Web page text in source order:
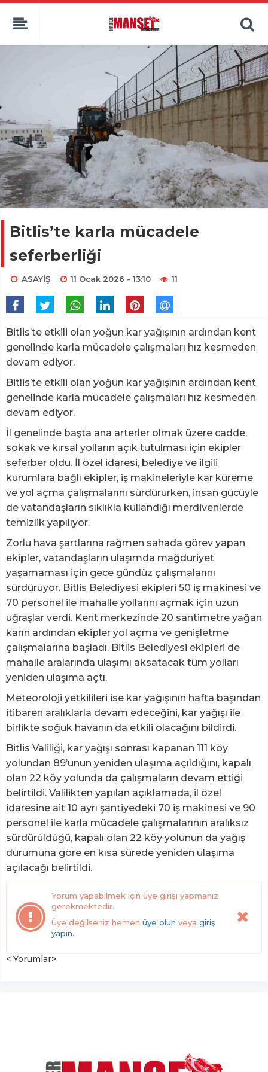
Bitlis’te karla mücadele
seferberliği
ASAYİŞ 11 Ocak 2026 - 13:10 11
Bitlis’te etkili olan yoğun kar yağışının ardından kent
genelinde karla mücadele çalışmaları hız kesmeden
devam ediyor.
Bitlis’te etkili olan yoğun kar yağışının ardından kent
genelinde karla mücadele çalışmaları hız kesmeden
devam ediyor.
İl genelinde başta ana arterler olmak üzere cadde,
sokak ve kırsal yolların açık tutulması için ekipler
seferber oldu. İl özel idaresi, belediye ve ilgili
kurumlara bağlı ekipler, iş makineleriyle kar küreme
ve yol açma çalışmalarını sürdürürken, insan gücüyle
de vatandaşların sıklıkla kullandığı merdivenlerde
temizlik yapılıyor.
Zorlu hava şartlarına rağmen sahada görev yapan
ekipler, vatandaşların ulaşımda mağduriyet
yaşamaması için gece gündüz çalışmalarını
sürdürüyor. Bitlis Belediyesi ekipleri 50 iş makinesi ve
70 personel ile mahalle yollarını açmak için uzun
uğraşlar verdi. Kent merkezinde 20 santimetre yağan
karın ardından ekipler yol açma ve genişletme
çalışmalarına başladı. Bitlis Belediyesi ekipleri de
mahalle aralarında ulaşımı aksatacak tüm yolları
yeniden ulaşıma açtı.
Meteoroloji yetkilileri ise kar yağışının hafta başından
itibaren aralıklarla devam edeceğini, kar yağışı ile
birlikte soğuk havanın da etkili olacağını bildirdi.
Bitlis Valiliği, kar yağışı sonrası kapanan 111 köy
yolundan 89’unun yeniden ulaşıma açıldığını, kapalı
olan 22 köy yolunda da çalışmaların devam ettiği
belirtildi. Valilikten yapılan açıklamada, il özel
idaresine ait 10 ayrı şantiyedeki 70 iş makinesi ve 90
personel ile karla mücadele çalışmalarının aralıksız
sürdürüldüğü, kapalı olan 22 köy yolunun da yağış
durumuna göre en kısa sürede yeniden ulaşıma
açılacağı belirtildi.
Yorum yapabilmek için üye girişi yapmanız
gerekmektedir.
Üye değilseniz hemen üye olun veya giriş
yapın..
< Yorumlar>